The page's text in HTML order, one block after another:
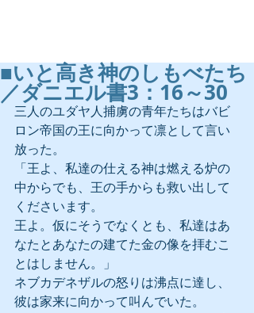
■いと高き神のしもべたち
／ダニエル書3：16～30
三人のユダヤ人捕虜の青年たちはバビ
ロン帝国の王に向かって凛として言い
放った。
「王よ、私達の仕える神は燃える炉の
中からでも、王の手からも救い出して
くださいます。
王よ。仮にそうでなくとも、私達はあ
なたとあなたの建てた金の像を拝むこ
とはしません。」
ネブカデネザルの怒りは沸点に達し、
彼は家来に向かって叫んでいた。